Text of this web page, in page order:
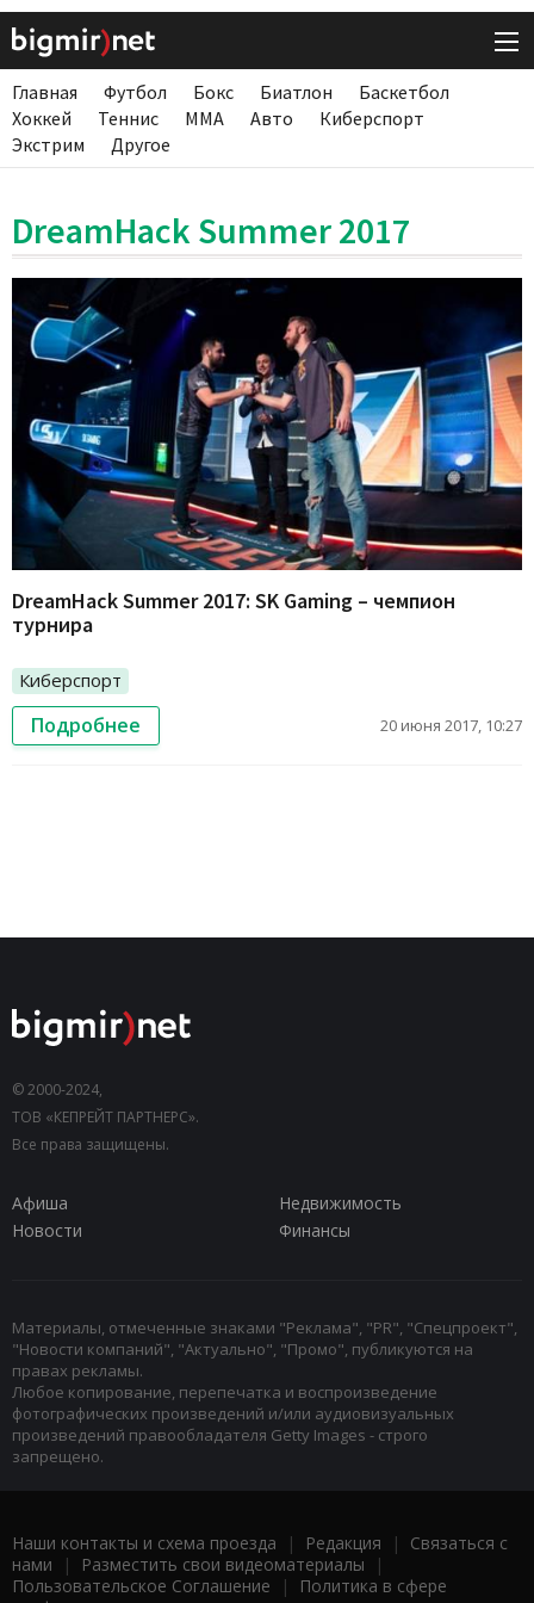
Главная Футбол Бокс Биатлон
Баскетбол
Хоккей
Теннис ММА Авто
Киберспорт
Экстрим
Другое
DreamHack Summer 2017
DreamHack Summer 2017: SK Gaming – чемпион
турнира
Киберспорт
Подробнее 20 июня 2017, 10:27
© 2000-2024,
ТОВ «КЕПРЕЙТ ПАРТНЕРС».
Все права защищены.
Афиша
Недвижимость
Новости
Финансы
Материалы, отмеченные знаками "Реклама", "PR", "Спецпроект",
"Новости компаний", "Актуально", "Промо", публикуются на
правах рекламы.
Любое копирование, перепечатка и воспроизведение
фотографических произведений и/или аудиовизуальных
произведений правообладателя Getty Images - строго
запрещено.
Наши контакты и схема проезда | Редакция | Связаться с
нами | Разместить свои видеоматериалы |
Пользовательское Соглашение |
Политика в сфере